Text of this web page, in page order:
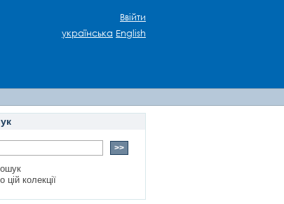
Синельникова:
Ввійти
українська English
цій колекції